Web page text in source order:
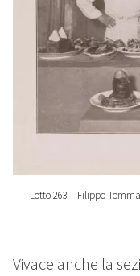
Lotto 263 – Filippo
Vivace anche la